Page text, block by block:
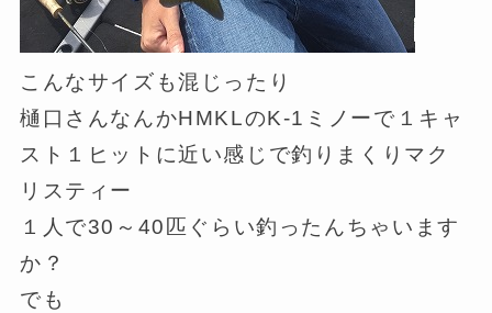
こんなサイズも混じったり
樋口さんなんかHMKLのK-1ミノーで１キャ
スト１ヒットに近い感じで釣りまくりマク
リスティー
１人で30～40匹ぐらい釣ったんちゃいます
か？
でも